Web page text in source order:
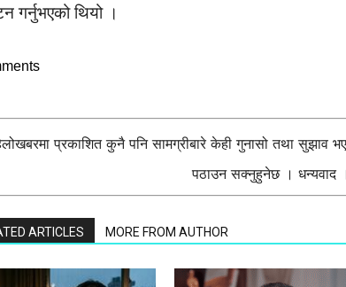
गर्नुभएको थियो ।
प्रकाशित कुनै पनि सामग्रीबारे केही गुनासो तथा सुझाव भए
पठाउन सक्नुहुनेछ । धन्यवाद ।
ARTICLES MORE FROM AUTHOR